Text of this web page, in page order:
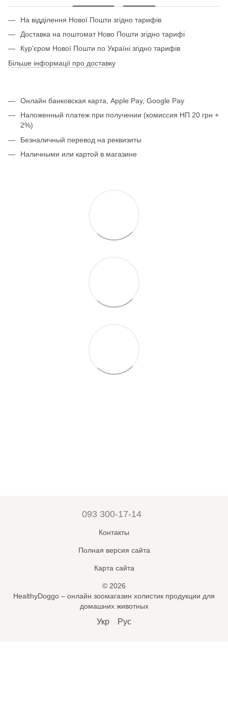
На відділення Нової Пошти згідно тарифів
Доставка на поштомат Ново Пошти згідно тарифі
Кур'єром Нової Пошти по Україні згідно тарифів
Більше інформації про доставку
Онлайн банковская карта, Apple Pay, Google Pay
Наложенный платеж при получении (комиссия НП 20 грн +
2%)
Безналичный перевод на реквизиты
Наличными или картой в магазине
093 300-17-14
Контакты
Полная версия сайта
Карта сайта
© 2026
HealthyDoggo – онлайн зоомагазин холистик продукции для
домашних животных
Укр Рус